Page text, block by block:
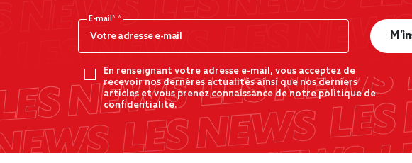
E-mail*
En renseignant votre adresse e-mail, vous acceptez de
recevoir nos dernères actualités ainsi que nos derniers
articles et vous prenez connaissance de notre politique de
confidentialité.